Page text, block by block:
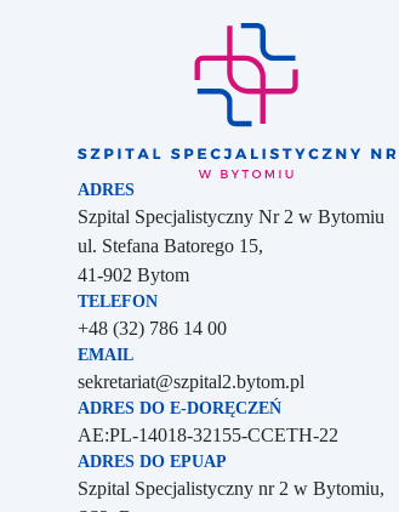
Szpital Specjalistyczny Nr 2 w Bytomiu -
ADRES
Szpital Specjalistyczny Nr 2 w Bytomiu
ul. Stefana Batorego 15,
41-902 Bytom
TELEFON
Telefon:
+48 (32) 786 14 00
EMAIL
Adres e-mail:
sekretariat@szpital2.bytom.pl
ADRES DO E-DORĘCZEŃ
AE:PL-14018-32155-CCETH-22
ADRES DO EPUAP
Szpital Specjalistyczny nr 2 w Bytomiu,